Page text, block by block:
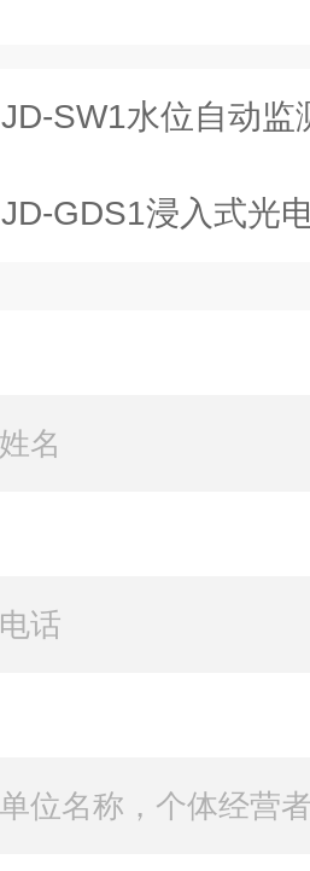
JD-SW1水位自动监
JD-GDS1浸入式光